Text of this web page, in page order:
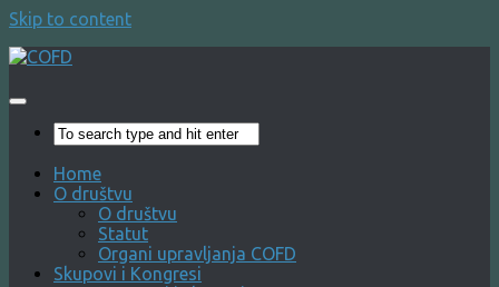
Skip to content
Home
O društvu
O društvu
Statut
Organi upravljanja COFD
Skupovi i Kongresi